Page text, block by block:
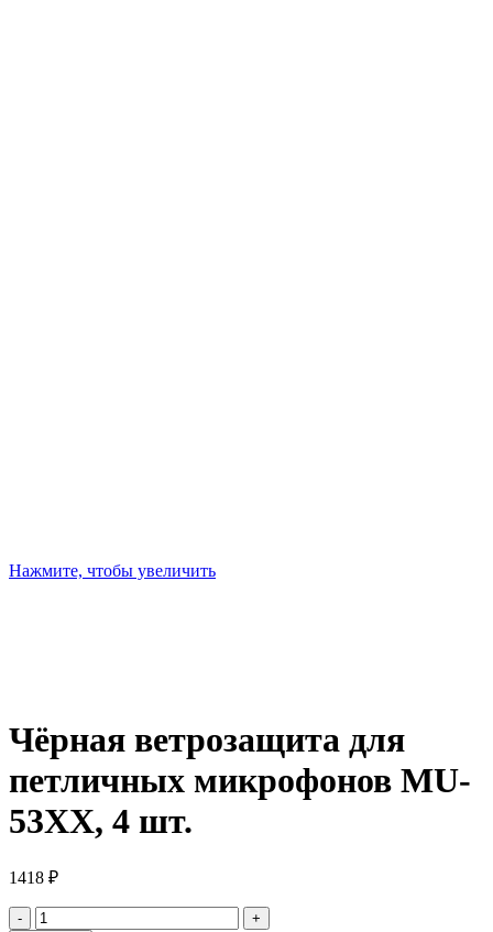
Нажмите, чтобы увеличить
Чёрная ветрозащита для
петличных микрофонов MU-
53XX, 4 шт.
1418 ₽